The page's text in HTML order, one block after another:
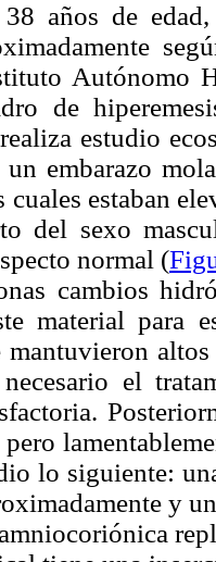
38 años de
Autónomo
de
estudio
un embarazo
cuales estaban
del sexo
normal (
cambios
material para
mantuvieron
el
lo siguiente:
y